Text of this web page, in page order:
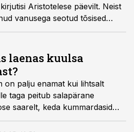
Aristotelese päevilt. Neist
vanusega seotud tõsised
üldse
praktiliselt puudusid. Kas
aja haigus?
laenas kuulsa
on palju enamat kui lihtsalt
taga peitub salapärane
saarelt, keda kummardasid
jüngrid.